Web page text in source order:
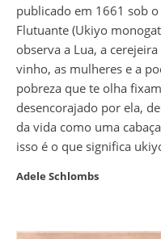
publicado em 1661 sob
Flutuante (Ukiyo
observa a Lua, a
vinho, as mulheres e a
pobreza que te olha
desencorajado por ela,
da vida como uma
isso é o que significa
Adele Schlombs